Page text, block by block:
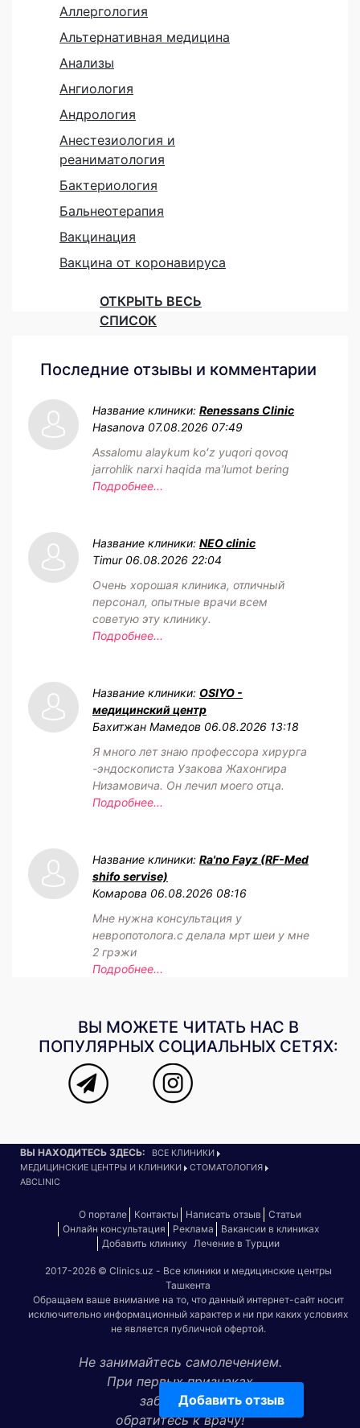
Добавить отзыв
Аллергология
Альтернативная медицина
Анализы
Ангиология
Андрология
Анестезиология и
реаниматология
Бактериология
Бальнеотерапия
Вакцинация
Вакцина от коронавируса
ОТКРЫТЬ ВЕСЬ
СПИСОК
Последние отзывы и комментарии
Название клиники: Renessans Clinic
Hasanova 07.08.2026 07:49
Assalomu alaykum koʻz yuqori qovoq
jarrohlik narxi haqida maʼlumot bering
Подробнее...
Название клиники: NEO clinic
Timur 06.08.2026 22:04
Очень хорошая клиника, отличный
персонал, опытные врачи всем
советую эту клинику.
Подробнее...
Название клиники: OSIYO -
медицинский центр
Бахитжан Мамедов 06.08.2026 13:18
Я много лет знаю профессора хирурга
-эндоскописта Узакова Жахонгира
Низамовича. Он лечил моего отца.
Подробнее...
Название клиники: Ra'no Fayz (RF-Med
shifo servise)
Комарова 06.08.2026 08:16
Мне нужна консультация у
невропотолога.с делала мрт шеи у мне
2 грэжи
Подробнее...
ВЫ МОЖЕТЕ ЧИТАТЬ НАС В
ПОПУЛЯРНЫХ СОЦИАЛЬНЫХ СЕТЯХ:
ВЫ НАХОДИТЕСЬ ЗДЕСЬ:
ВСЕ КЛИНИКИ
МЕДИЦИНСКИЕ ЦЕНТРЫ И КЛИНИКИ
СТОМАТОЛОГИЯ
ABCLINIC
О портале Контакты Написать отзыв
Статьи
Онлайн консультация
Реклама
Вакансии в клиниках
Добавить клинику Лечение в Турции
2017-2026 © Clinics.uz - Все клиники и медицинские центры
Ташкента
Обращаем ваше внимание на то, что данный интернет-сайт носит
исключительно информационный характер и ни при каких условиях
не является публичной офертой.
Не занимайтесь самолечением.
При первых признаках
заболевания
обратитесь к врачу!